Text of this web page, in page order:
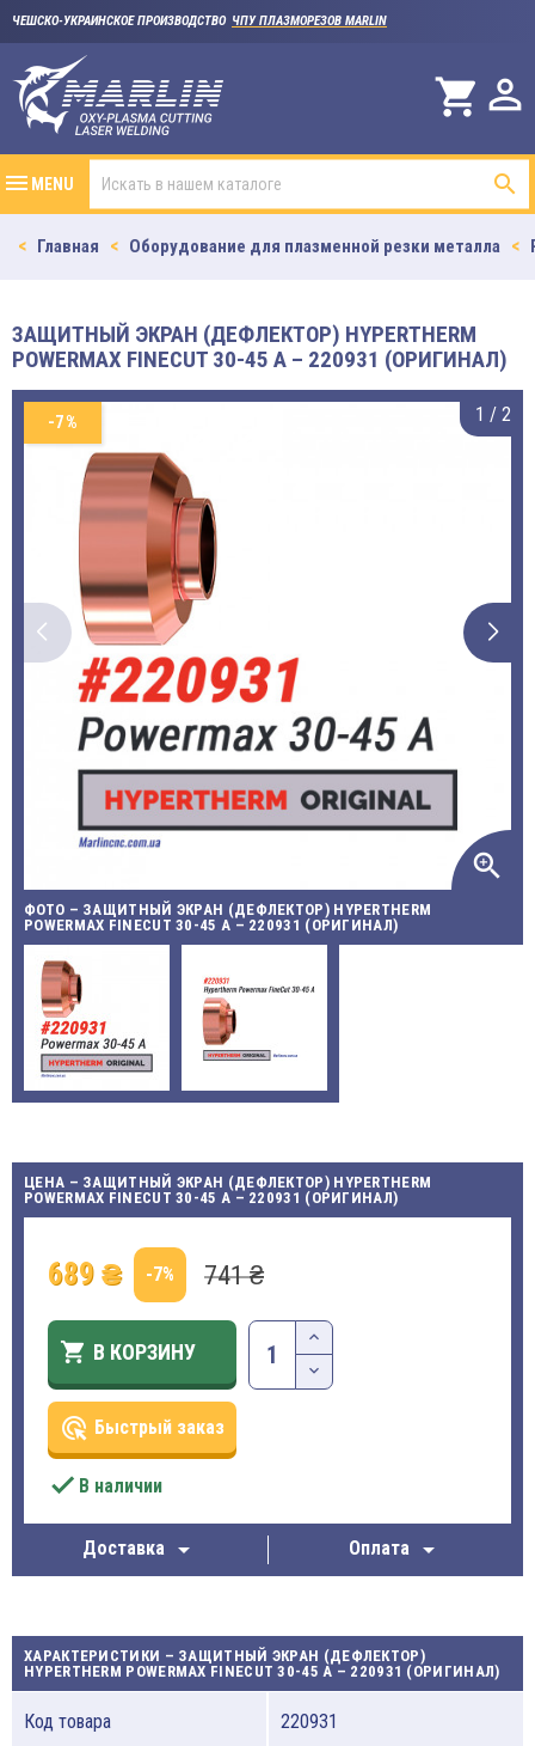
ЧЕШСКО-УКРАИНСКОЕ ПРОИЗВОДСТВО ЧПУ ПЛАЗМОРЕЗОВ MARLIN

shopping_cart
MENU 
Главная Оборудование для плазменной резки металла
ЗАЩИТНЫЙ ЭКРАН (ДЕФЛЕКТОР) HYPERTHERM
POWERMAX FINECUT 30-45 A – 220931 (ОРИГИНАЛ)
-7%
zoom_in
ФОТО – ЗАЩИТНЫЙ ЭКРАН (ДЕФЛЕКТОР) HYPERTHERM
POWERMAX FINECUT 30-45 A – 220931 (ОРИГИНАЛ)
1 / 2
ЦЕНА – ЗАЩИТНЫЙ ЭКРАН (ДЕФЛЕКТОР) HYPERTHERM
POWERMAX FINECUT 30-45 A – 220931 (ОРИГИНАЛ)
689 ₴ -7% 741 ₴
 В КОРЗИНУ
ads_click Быстрый заказ
 В наличии
Доставка  Оплата 
ХАРАКТЕРИСТИКИ – ЗАЩИТНЫЙ ЭКРАН (ДЕФЛЕКТОР)
HYPERTHERM POWERMAX FINECUT 30-45 A – 220931 (ОРИГИНАЛ)
Код товара 220931